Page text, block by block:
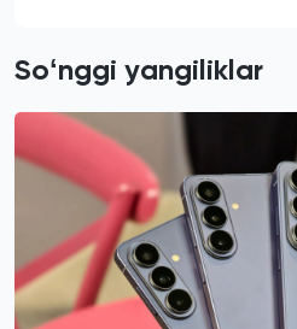
Soʻnggi yangiliklar